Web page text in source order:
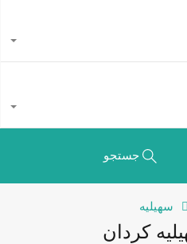
جستجو
سهیلیه
کردان